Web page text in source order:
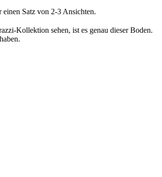
Satz von 2-3 Ansichten.
Kollektion sehen, ist es genau dieser Boden.